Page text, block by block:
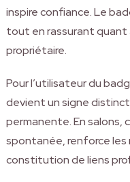
inspire confiance. Le
tout en rassurant quant
propriétaire.
Pour l’utilisateur du
devient un signe
permanente. En salons,
spontanée, renforce les
constitution de liens